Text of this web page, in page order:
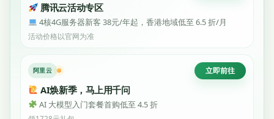
腾讯云活动专区
4核4G服务器新客 38元/年起，香港地域低至 6.5 折/月
活动价格以官网为准
阿里云 立即前往
AI焕新季，马上用千问
AI 大模型入门套餐首购低至 4.5 折